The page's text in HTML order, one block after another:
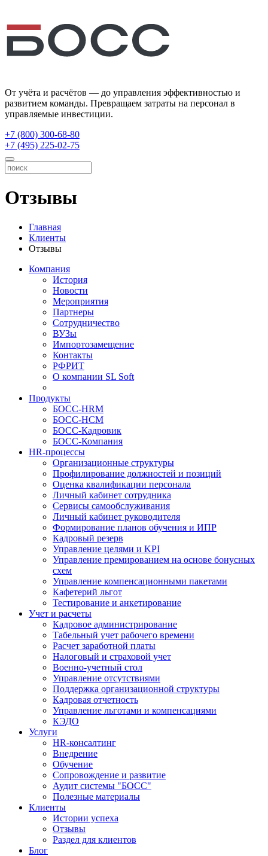
От учёта и расчётов — до управления эффективностью и
развитием команды. Превращаем затраты на персонал в
управляемые инвестиции.
+7 (800) 300-68-80
+7 (495) 225-02-75
Отзывы
Главная
Клиенты
Отзывы
Компания
История
Новости
Мероприятия
Партнеры
Сотрудничество
ВУЗы
Импортозамещение
Контакты
РФРИТ
О компании SL Soft
Продукты
БОСС-HRM
БОСС-HCM
БОСС-Кадровик
БОСС-Компания
HR-процессы
Организационные структуры
Профилирование должностей и позиций
Оценка квалификации персонала
Личный кабинет сотрудника
Сервисы самообслуживания
Личный кабинет руководителя
Формирование планов обучения и ИПР
Кадровый резерв
Управление целями и KPI
Управление премированием на основе бонусных
схем
Управление компенсационными пакетами
Кафетерий льгот
Тестирование и анкетирование
Учет и расчеты
Кадровое администрирование
Табельный учет рабочего времени
Расчет заработной платы
Налоговый и страховой учет
Военно-учетный стол
Управление отсутствиями
Поддержка организационной структуры
Кадровая отчетность
Управление льготами и компенсациями
КЭДО
Услуги
HR-консалтинг
Внедрение
Обучение
Сопровождение и развитие
Аудит системы "БОСС"
Полезные материалы
Клиенты
Истории успеха
Отзывы
Раздел для клиентов
Блог